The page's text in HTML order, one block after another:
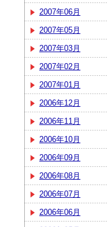
2007年06月
2007年05月
2007年03月
2007年02月
2007年01月
2006年12月
2006年11月
2006年10月
2006年09月
2006年08月
2006年07月
2006年06月